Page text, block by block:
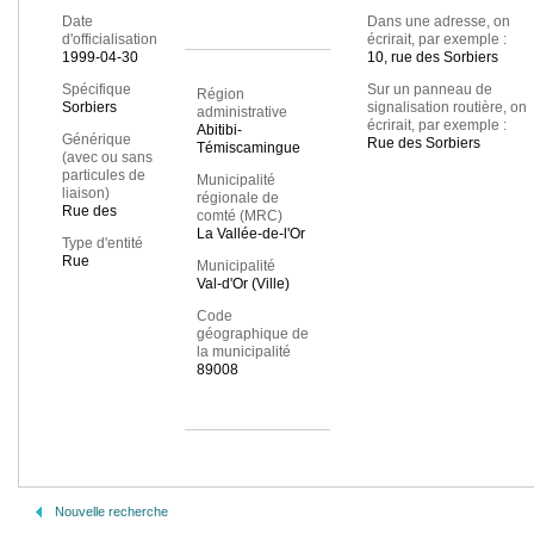
Date
d'officialisation
1999-04-30
Spécifique
Sorbiers
Générique
(avec ou sans
particules de
liaison)
Rue des
Type d'entité
Rue
Région
administrative
Abitibi-
Témiscamingue
Municipalité
régionale de
comté (MRC)
La Vallée-de-l'Or
Municipalité
Val-d'Or (Ville)
Code
géographique de
la municipalité
89008
Dans une adresse, on
écrirait, par exemple :
10, rue des Sorbiers
Sur un panneau de
signalisation routière, on
écrirait, par exemple :
Rue des Sorbiers
Nouvelle recherche